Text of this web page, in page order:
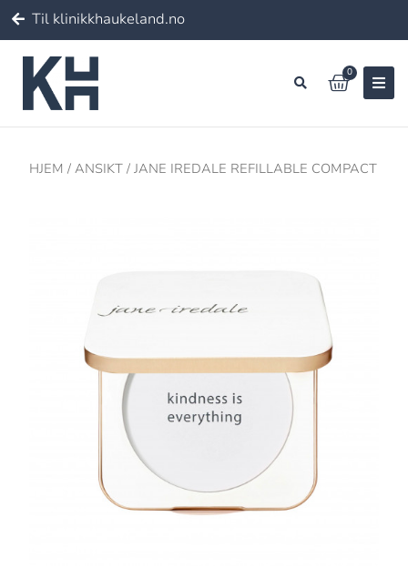
Til klinikkhaukeland.no
0
HJEM /ANSIKT / JANE IREDALE REFILLABLE COMPACT